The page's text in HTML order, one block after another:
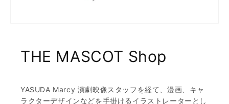
THE MASCOT Shop
YASUDA Marcy 演劇映像スタッフを経て、漫画、キャ
ラクターデザインなどを手掛けるイラストレーターとし